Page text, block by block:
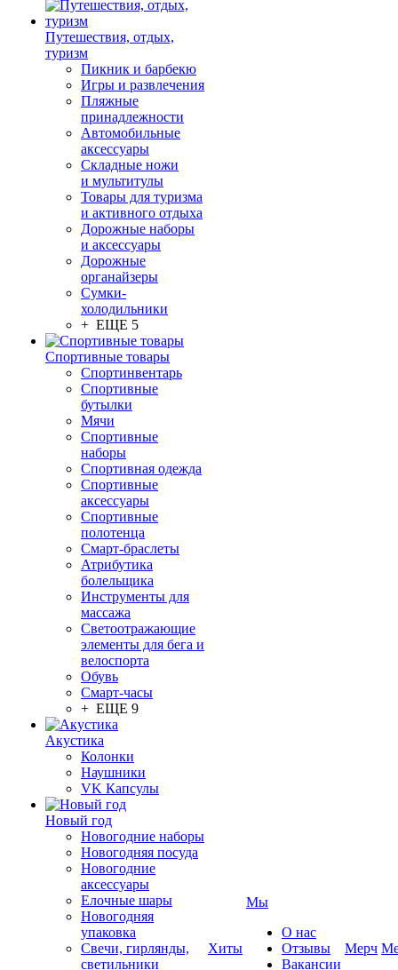
Путешествия, отдых,
туризм
Пикник и барбекю
Игры и развлечения
Пляжные
принадлежности
Автомобильные
аксессуары
Складные ножи
и мультитулы
Товары для туризма
и активного отдыха
Дорожные наборы
и аксессуары
Дорожные
органайзеры
Сумки-
холодильники
+ ЕЩЕ 5
Спортивные товары
Спортинвентарь
Спортивные
бутылки
Мячи
Спортивные
наборы
Спортивная одежда
Спортивные
аксессуары
Спортивные
полотенца
Смарт-браслеты
Атрибутика
болельщика
Инструменты для
массажа
Светоотражающие
элементы для бега и
велоспорта
Обувь
Смарт-часы
+ ЕЩЕ 9
Акустика
Колонки
Наушники
VK Капсулы
Новый год
Новогодние наборы
Новогодняя посуда
Новогодние
аксессуары
Елочные шары
Новогодняя
упаковка
Свечи, гирлянды,
светильники
Хиты
Мы
О нас
Отзывы
Вакансии
Мерч